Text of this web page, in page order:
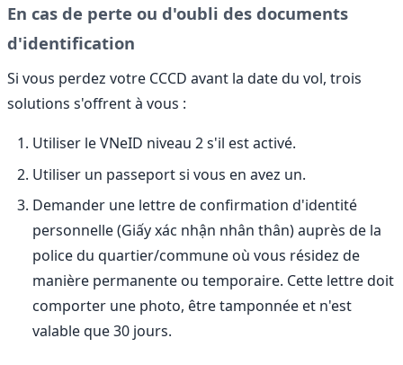
En cas de perte ou d'oubli des documents
d'identification
Si vous perdez votre CCCD avant la date du vol, trois
solutions s'offrent à vous :
Utiliser le VNeID niveau 2 s'il est activé.
Utiliser un passeport si vous en avez un.
Demander une lettre de confirmation d'identité
personnelle (Giấy xác nhận nhân thân) auprès de la
police du quartier/commune où vous résidez de
manière permanente ou temporaire. Cette lettre doit
comporter une photo, être tamponnée et n'est
valable que 30 jours.